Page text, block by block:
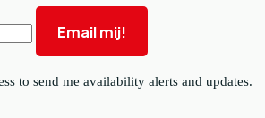
Email mij!
to send me availability alerts and updates.